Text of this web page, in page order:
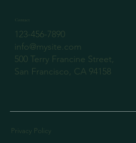
Contact
123-456-7890
info@mysite.com
500 Terry Francine Street,
San Francisco, CA 94158
Privacy Policy